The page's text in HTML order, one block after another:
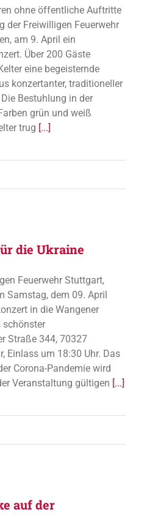
ohne öffentliche Auftritte
der Freiwilligen Feuerwehr
am 9. April ein
Über 200 Gäste
eine begeisternde
konzertanter, traditioneller
Bestuhlung in der
grün und weiß
trug [...]
die Ukraine
Feuerwehr Stuttgart,
Samstag, dem 09. April
in die Wangener
schönster
Straße 344, 70327
Einlass um 18:30 Uhr. Das
Corona-Pandemie wird
Veranstaltung gültigen [...]
auf der